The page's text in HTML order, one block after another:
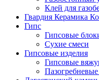
Клей для
Гвардия Керамика
Гипс
Гипсовые
Сухие смеси
Гипсовые изделия
Гипсовые